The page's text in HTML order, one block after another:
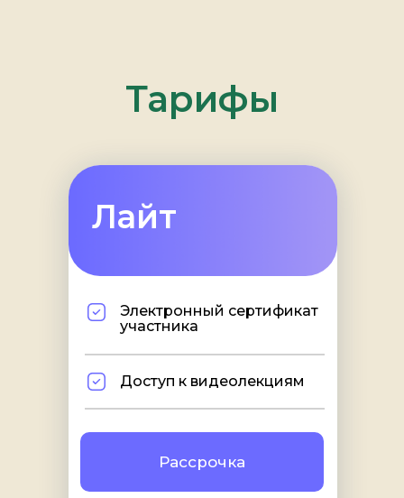
Тарифы
Электронный сертификат
участника
Лайт
Доступ к видеолекциям
Рассрочка